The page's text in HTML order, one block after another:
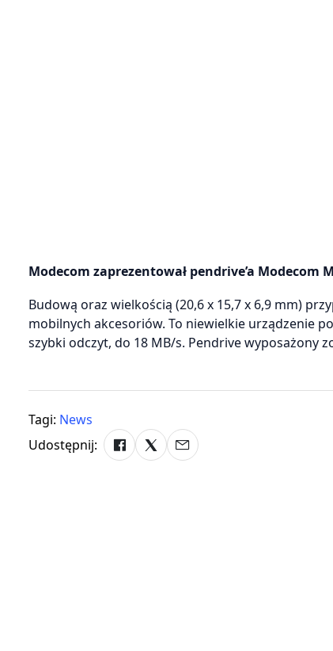
Modecom zaprezentował pendrive’a
Budową oraz wielkością (20,6 x 15,7 x 6,9 mm)
mobilnych akcesoriów. To niewielkie urządzenie
szybki odczyt, do 18 MB/s. Pendrive wyposażony
Tagi: News
Udostępnij: